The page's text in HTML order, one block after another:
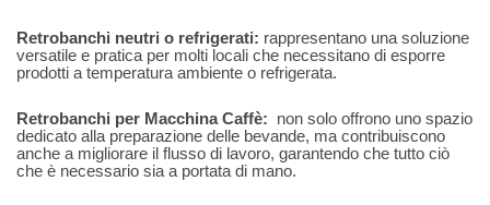
Retrobanchi neutri o refrigerati: rappresentano una soluzione
versatile e pratica per molti locali che necessitano di esporre
prodotti a temperatura ambiente o refrigerata.
Retrobanchi per Macchina Caffè: non solo offrono uno spazio
dedicato alla preparazione delle bevande, ma contribuiscono
anche a migliorare il flusso di lavoro, garantendo che tutto ciò
che è necessario sia a portata di mano.